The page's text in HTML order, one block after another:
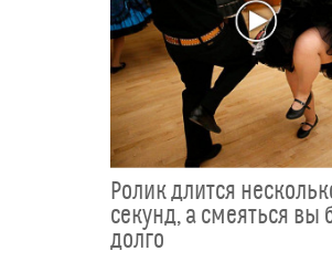
Ролик длится
секунд, а смеяться вы
долго